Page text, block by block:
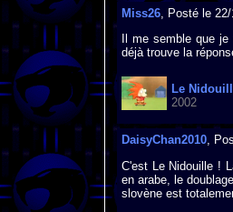
Miss26, Posté le 22/
Il me semble que
déjà trouve la
Le
2002
DaisyChan2010,
C'est Le Nidouille !
en arabe, le
slovène est